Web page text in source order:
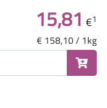
15,81 €1
€ 158,10 / 1kg